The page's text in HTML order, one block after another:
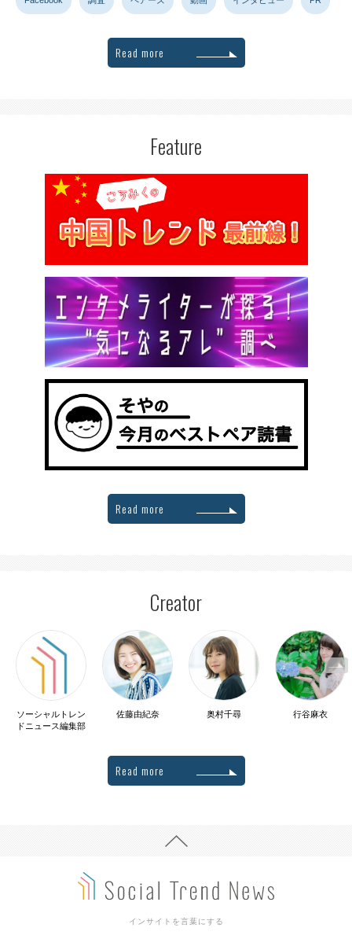
Read more
Feature
Read more
Creator
ソーシャルトレン
ドニュース編集部
佐藤由紀奈 奥村千尋 行谷麻衣
Read more
インサイトを言葉にする